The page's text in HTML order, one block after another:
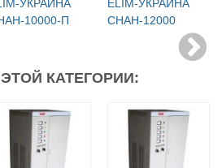
УКРАИНА
10000-П
ELIM-УКРАИНА
СНАН-12000
КАТЕГОРИИ: